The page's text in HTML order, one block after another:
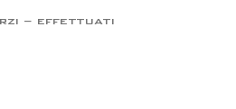
– effettuati